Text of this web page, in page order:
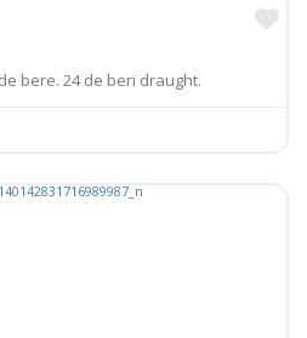
bere. 24 de beri draught.